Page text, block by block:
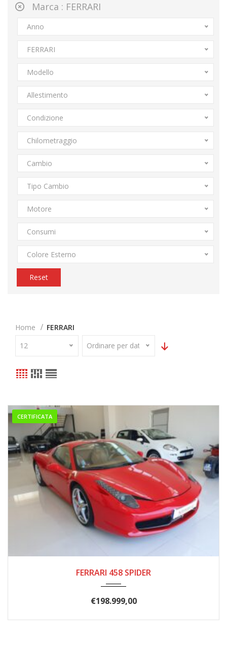
Marca : FERRARI
Anno
FERRARI
Modello
Allestimento
Condizione
Chilometraggio
Cambio
Tipo Cambio
Motore
Consumi
Colore Esterno
Reset
Home
FERRARI
12
Ordinare per data
CERTIFICATA
FERRARI 458 SPIDER
€198.999,00